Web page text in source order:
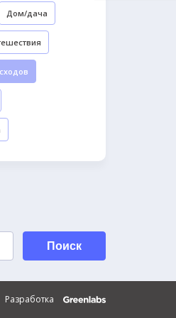
Дом/дача
Поиск
Разработка